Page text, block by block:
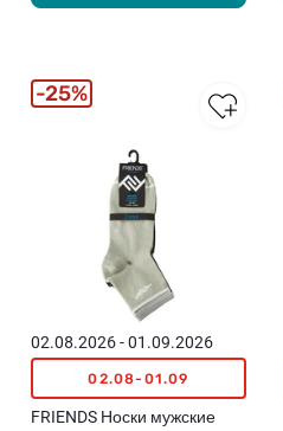
02.08.2026 - 01.09.2026
02.08-01.09
FRIENDS Носки мужские
25%